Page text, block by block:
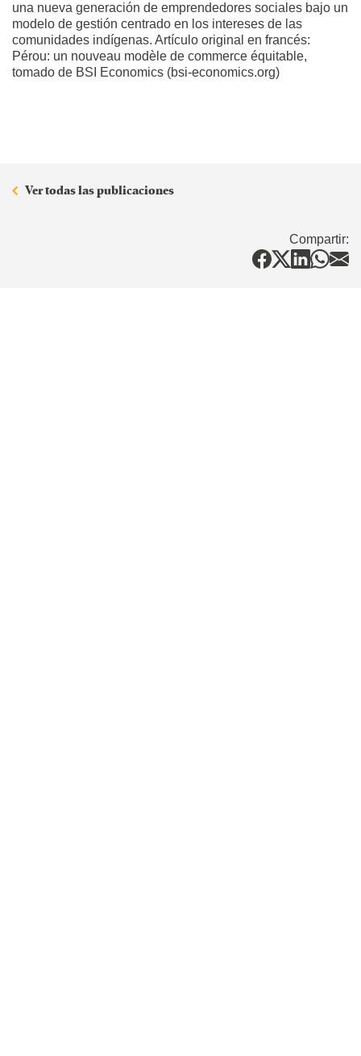
una nueva generación de emprendedores sociales bajo un
modelo de gestión centrado en los intereses de las
comunidades indígenas. Artículo original en francés:
Pérou: un nouveau modèle de commerce équitable,
tomado de BSI Economics (bsi-economics.org)
Ver todas las publicaciones
Compartir: